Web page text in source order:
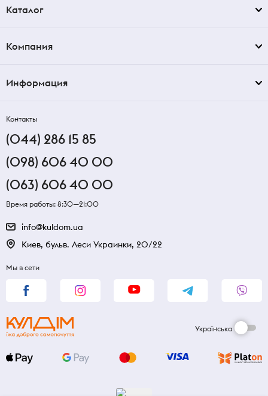
Каталог
Компания
Информация
Контакты
(044) 286 15 85
(098) 606 40 00
(063) 606 40 00
Время работы: 8:30—21:00
info@kuldom.ua
Киев, бульв. Леси Украинки, 20/22
Мы в сети
Українська